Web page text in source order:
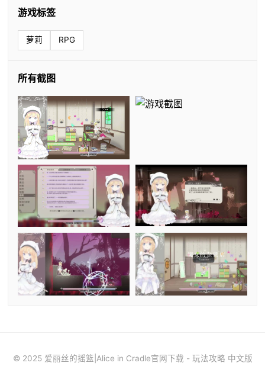
游戏标签
萝莉 RPG
所有截图
© 2025 爱丽丝的摇篮|Alice in Cradle官网下载 - 玩法攻略 中文版